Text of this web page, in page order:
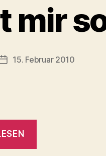
mir
Veröffentlichungsdatum
15. Februar 2010